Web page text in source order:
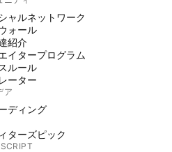
ャルネットワーク
ォール
紹介
イタープログラム
ルール
ーター
ア
ディング
ターズピック